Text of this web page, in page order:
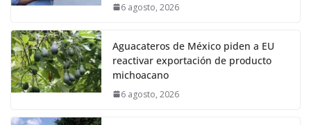
6 agosto, 2026
Aguacateros de México piden a EU
reactivar exportación de producto
michoacano
6 agosto, 2026